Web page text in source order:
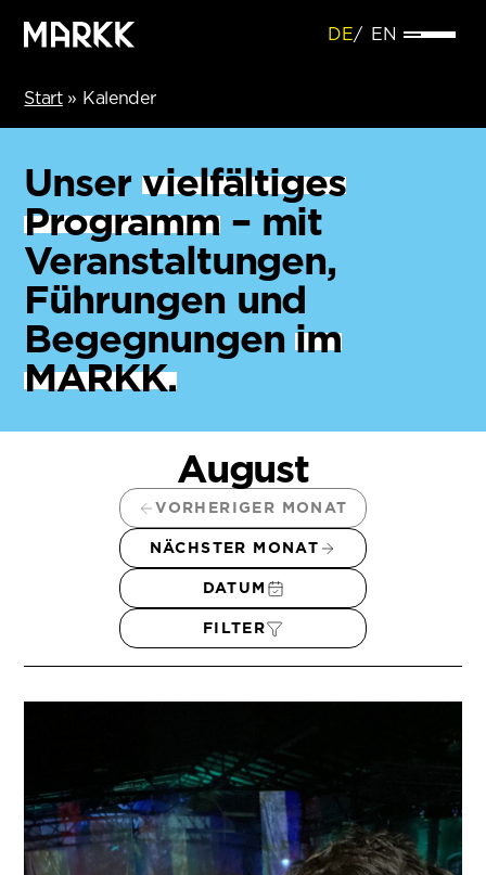
DE EN
Start» Kalender
Unser vielfältiges
Programm– mit
Veranstaltungen,
Führungen und
Begegnungenim
MARKK.
August
VORHERIGER MONAT
NÄCHSTER MONAT
DATUM
FILTER